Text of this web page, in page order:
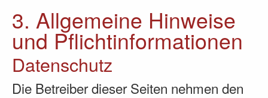
3. Allgemeine Hinweise
und Pflicht­informationen
Datenschutz
Die Betreiber dieser Seiten nehmen den